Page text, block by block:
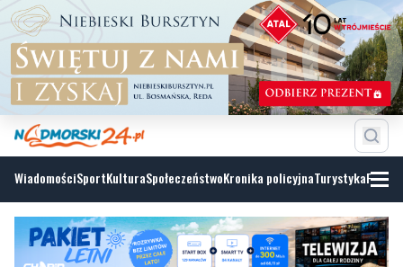
WiadomościSportKulturaSpołeczeństwoKronika policyjnaTurystyka